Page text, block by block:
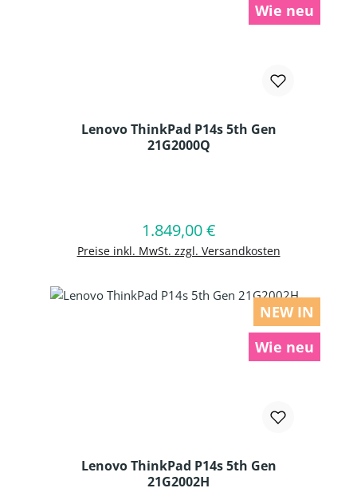
Wie neu
Lenovo ThinkPad P14s 5th Gen
21G2000Q
Regulärer Preis:
1.849,00 €
Preise inkl. MwSt. zzgl. Versandkosten
In den Warenkorb
NEW IN
Wie neu
Lenovo ThinkPad P14s 5th Gen
21G2002H